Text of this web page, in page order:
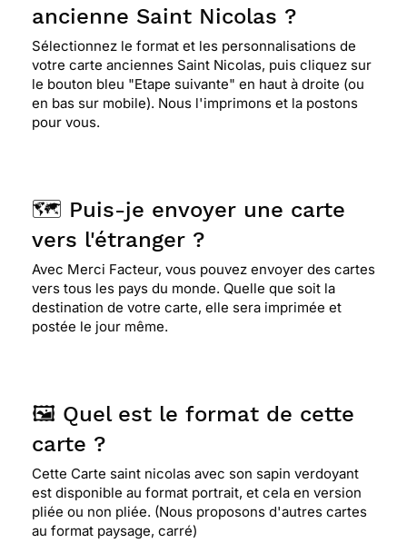
ancienne Saint Nicolas ?
Sélectionnez le format et les personnalisations de
votre carte anciennes Saint Nicolas, puis cliquez sur
le bouton bleu "Etape suivante" en haut à droite (ou
en bas sur mobile). Nous l'imprimons et la postons
pour vous.
🗺️ Puis-je envoyer une carte
vers l'étranger ?
Avec Merci Facteur, vous pouvez envoyer des cartes
vers tous les pays du monde. Quelle que soit la
destination de votre carte, elle sera imprimée et
postée le jour même.
🖼️ Quel est le format de cette
carte ?
Cette Carte saint nicolas avec son sapin verdoyant
est disponible au format portrait, et cela en version
pliée ou non pliée. (Nous proposons d'autres cartes
au format paysage, carré)